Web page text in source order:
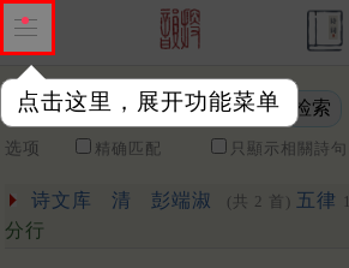
点击这里，展开功能菜单
关键词
选项 精确匹配 只顯示相關詩句
诗文库 清 彭端淑 (共 2 首) 五律 1
分行